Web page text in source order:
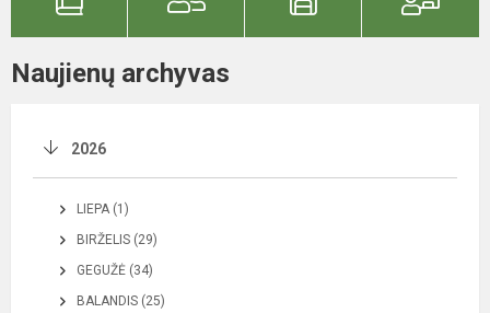
Naujienų archyvas
2026
LIEPA (1)
BIRŽELIS (29)
GEGUŽĖ (34)
BALANDIS (25)